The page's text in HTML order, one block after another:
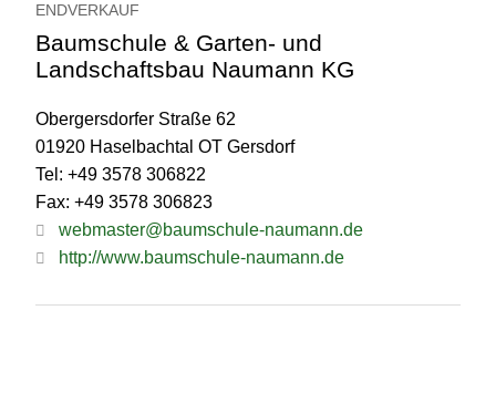
ENDVERKAUF
Baumschule & Garten- und
Landschaftsbau Naumann KG
Obergersdorfer Straße 62
01920 Haselbachtal OT Gersdorf
Tel: +49 3578 306822
Fax: +49 3578 306823
webmaster@baumschule-naumann.de
http://www.baumschule-naumann.de